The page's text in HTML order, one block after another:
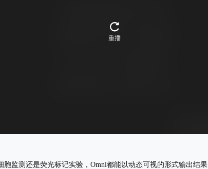
胞监测还是荧光标记实验，Omni都能以动态可视的形式输出结果